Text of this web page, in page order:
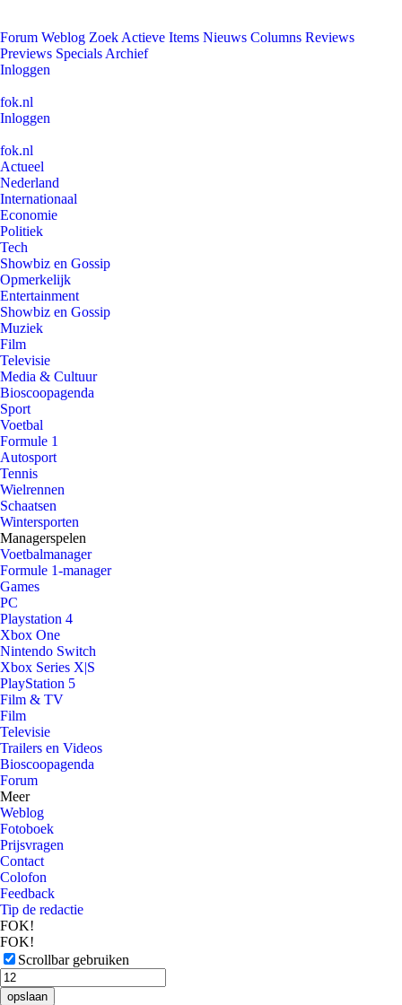
Forum Weblog Zoek Actieve Items Nieuws Columns Reviews
Previews Specials Archief
Inloggen
fok.nl
Inloggen
fok.nl
Actueel
Nederland
Internationaal
Economie
Politiek
Tech
Showbiz en Gossip
Opmerkelijk
Entertainment
Showbiz en Gossip
Muziek
Film
Televisie
Media & Cultuur
Bioscoopagenda
Sport
Voetbal
Formule 1
Autosport
Tennis
Wielrennen
Schaatsen
Wintersporten
Managerspelen
Voetbalmanager
Formule 1-manager
Games
PC
Playstation 4
Xbox One
Nintendo Switch
Xbox Series X|S
PlayStation 5
Film & TV
Film
Televisie
Trailers en Videos
Bioscoopagenda
Forum
Meer
Weblog
Fotoboek
Prijsvragen
Contact
Colofon
Feedback
Tip de redactie
FOK!
FOK!
Scrollbar gebruiken
opslaan